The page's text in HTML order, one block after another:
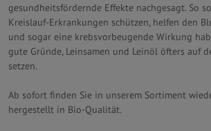
gesundheitsfördernde Effekte nachgesagt. So
Kreislauf-Erkrankungen schützen, helfen den
und sogar eine krebsvorbeugende Wirkung
gute Gründe, Leinsamen und Leinöl öfters auf
setzen.
Ab sofort finden Sie in unserem Sortiment
hergestellt in Bio-Qualität.